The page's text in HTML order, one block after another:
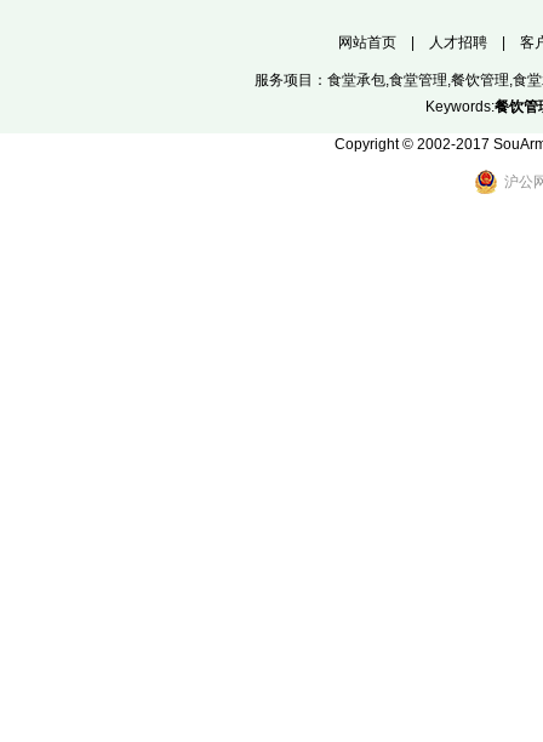
网站首页| 人才招聘| 客
服务项目： 食堂承包,食堂管理,餐饮管理,食
Keywords:餐饮管
Copyright © 2002-2017
沪公